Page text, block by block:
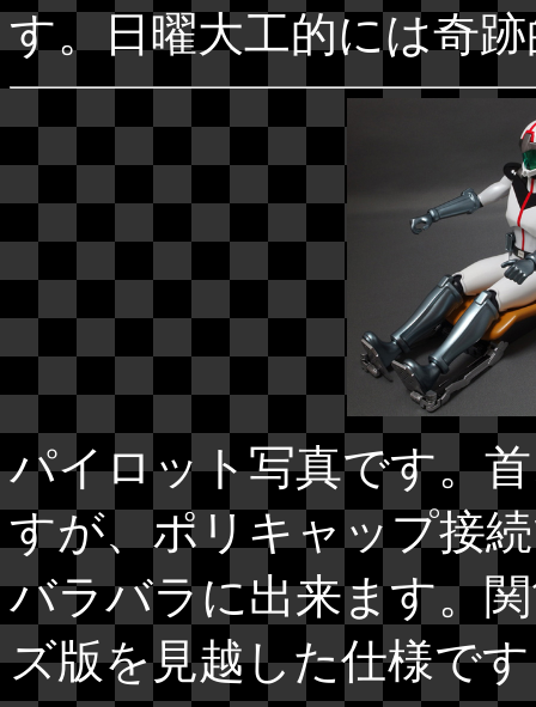
す。日曜大工的には奇
パイロット写真です。
すが、ポリキャップ接
バラバラに出来ます。
ズ版を見越した仕様です